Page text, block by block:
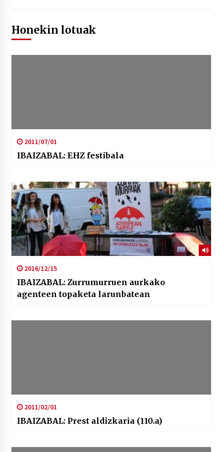
Honekin lotuak
2011/07/01
IBAIZABAL: EHZ festibala
2016/12/15
IBAIZABAL: Zurrumurruen aurkako
agenteen topaketa larunbatean
2011/02/01
IBAIZABAL: Prest aldizkaria (110.a)